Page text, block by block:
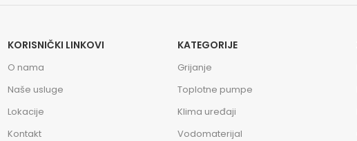
KORISNIČKI LINKOVI
O nama
Naše usluge
Lokacije
Kontakt
KATEGORIJE
Grijanje
Toplotne pumpe
Klima uređaji
Vodomaterijal